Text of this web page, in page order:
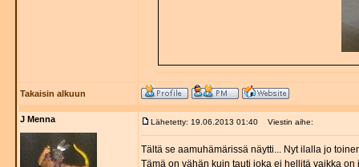
Takaisin alkuun
J Menna Lähetetty: 19.06.2013 01:40 Viestin aihe:
Tältä se aamuhämärissä näytti... Nyt ilalla jo
Tämä on vähän kuin tauti joka ei hellitä vaikka